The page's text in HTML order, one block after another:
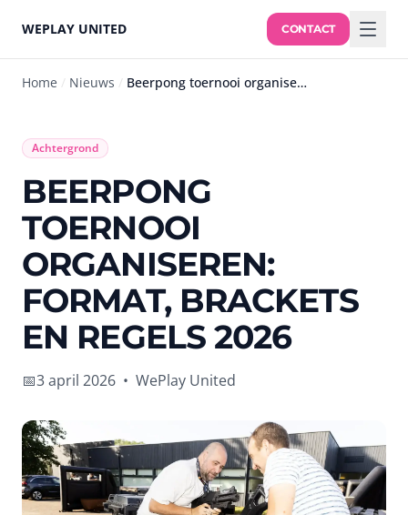
WEPLAY UNITED CONTACT
Home / Nieuws / Beerpong toernooi organiseren: format, brackets en regels 2026
Achtergrond
BEERPONG
TOERNOOI
ORGANISEREN:
FORMAT, BRACKETS
EN REGELS 2026
📅3 april 2026 • WePlay United